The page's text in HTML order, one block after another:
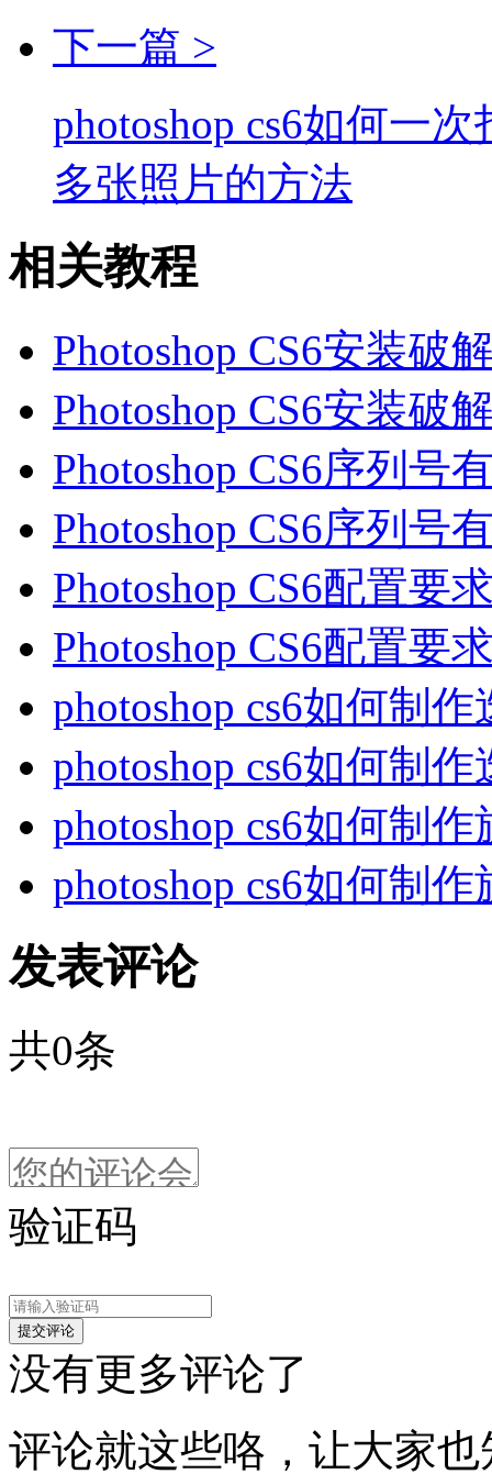
下一篇 >
photoshop cs6如何一
多张照片的方法
相关教程
Photoshop CS6安装破
Photoshop CS6安装破
Photoshop CS6序列号
Photoshop CS6序列号
Photoshop CS6配置要
Photoshop CS6配置要
photoshop cs6如何制
photoshop cs6如何制
photoshop cs6如何制
photoshop cs6如何制
发表评论
共0条
验证码
没有更多评论了
评论就这些咯，让大家